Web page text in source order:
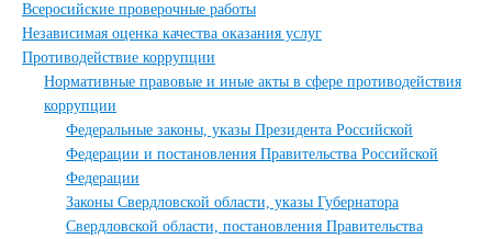
Всеросийские проверочные работы
Независимая оценка качества оказания услуг
Противодействие коррупции
Нормативные правовые и иные акты в сфере противодействия
коррупции
Федеральные законы, указы Президента Российской
Федерации и постановления Правительства Российской
Федерации
Законы Свердловской области, указы Губернатора
Свердловской области, постановления Правительства